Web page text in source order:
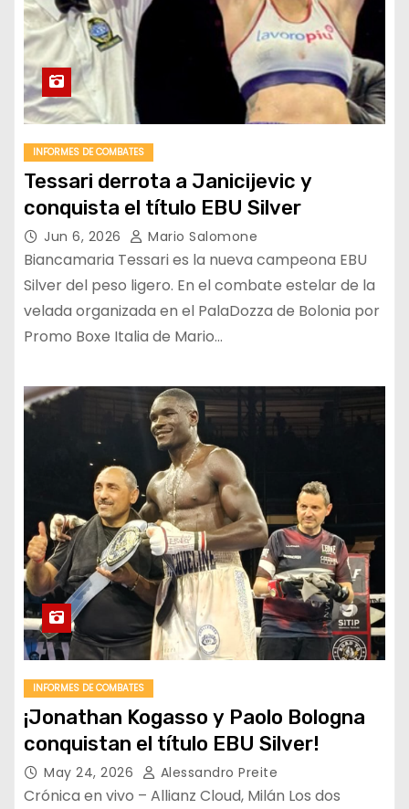
INFORMES DE COMBATES
Tessari derrota a Janicijevic y
conquista el título EBU Silver
Jun 6, 2026 Mario Salomone
Biancamaria Tessari es la nueva campeona EBU
Silver del peso ligero. En el combate estelar de la
velada organizada en el PalaDozza de Bolonia por
Promo Boxe Italia de Mario…
INFORMES DE COMBATES
¡Jonathan Kogasso y Paolo Bologna
conquistan el título EBU Silver!
May 24, 2026 Alessandro Preite
Crónica en vivo – Allianz Cloud, Milán Los dos